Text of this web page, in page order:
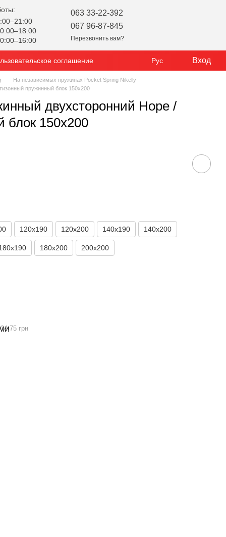
063 33-22-392
067 96-87-845
Перезвонить вам?
соглашение
Рус Вход
На независимых пружинах Pocket Spring Nikelly
пружинный блок 150x200
двухсторонний Hope /
блок 150x200
120x190 120х200 140x190 140х200
180х200 200x200
грн